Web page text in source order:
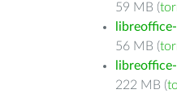
59 MB (
56 MB (
222 MB (